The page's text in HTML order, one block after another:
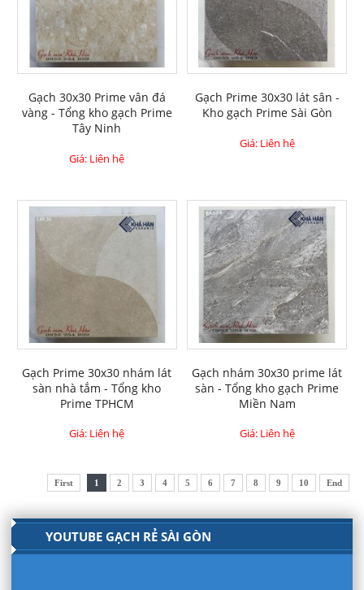
Gạch 30x30 Prime vân đá
vàng - Tổng kho gạch Prime
Tây Ninh
Giá: Liên hệ
Gạch Prime 30x30 lát sân -
Kho gạch Prime Sài Gòn
Giá: Liên hệ
Gạch Prime 30x30 nhám lát
sàn nhà tắm - Tổng kho
Prime TPHCM
Giá: Liên hệ
Gạch nhám 30x30 prime lát
sàn - Tổng kho gạch Prime
Miền Nam
Giá: Liên hệ
First 1 2 3 4 5 6 7 8 9 10 End
YOUTUBE GẠCH RẺ SÀI GÒN